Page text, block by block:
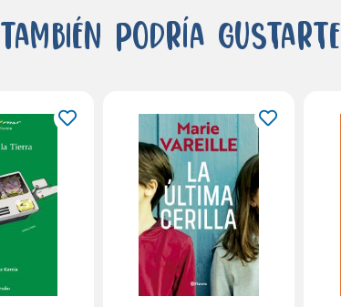
También podría gustarte...